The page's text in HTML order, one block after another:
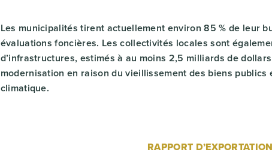
Les municipalités tirent actuellement environ 85 % de leur
évaluations foncières. Les collectivités locales sont
d’infrastructures, estimés à au moins 2,5 milliards de
modernisation en raison du vieillissement des biens
climatique.
RAPPORT